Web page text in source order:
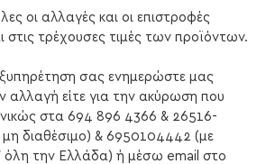
οι αλλαγές και οι επιστροφές
στις τρέχουσες τιμές των προϊόντων.
σας ενημερώστε μας
αλλαγή είτε για την ακύρωση που
στα 694 896 4366 & 26516-
διαθέσιμο) & 6950104442 (με
όλη την Ελλάδα) ή μέσω email στο